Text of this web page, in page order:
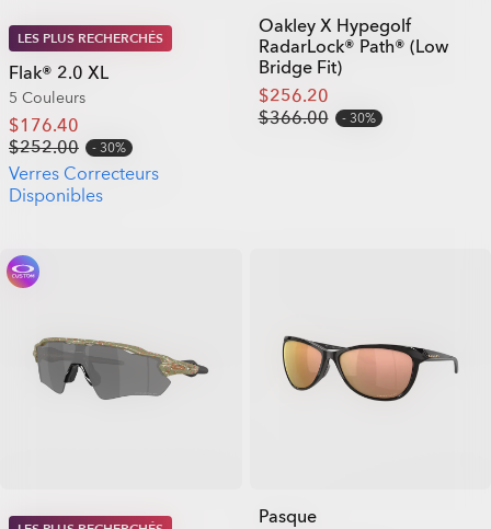
LES PLUS RECHERCHÉS
Flak® 2.0 XL
5 Couleurs
$176.40
$252.00
30%
Verres Correcteurs
Disponibles
Oakley X Hypegolf
RadarLock® Path® (Low
Bridge Fit)
$256.20
$366.00
30%
Pasque